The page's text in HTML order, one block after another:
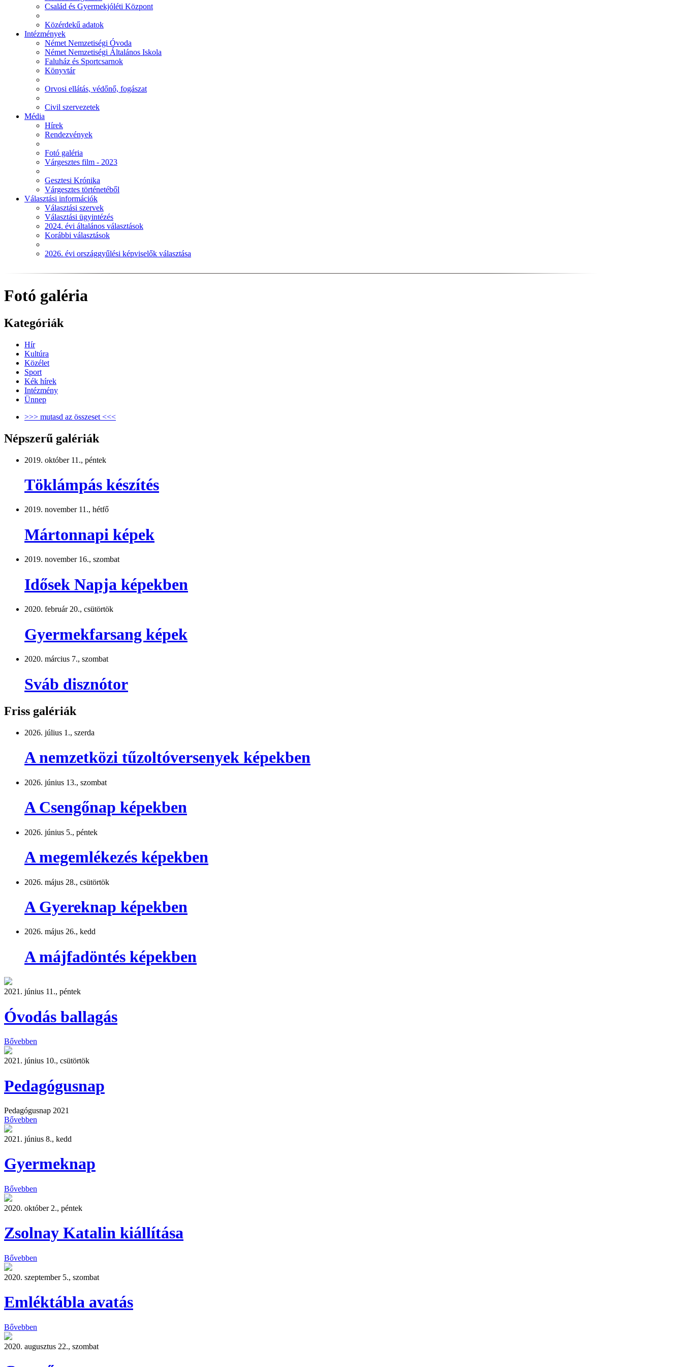
Család és Gyermekjóléti Központ
Közérdekű adatok
Intézmények
Német Nemzetiségi Óvoda
Német Nemzetiségi Általános Iskola
Faluház és Sportcsarnok
Könyvtár
Orvosi ellátás, védőnő, fogászat
Civil szervezetek
Média
Hírek
Rendezvények
Fotó galéria
Várgesztes film - 2023
Gesztesi Krónika
Várgesztes történetéből
Választási információk
Választási szervek
Választási ügyintézés
2024. évi általános választások
Korábbi választások
2026. évi országgyűlési képviselők választása
Fotó galéria
Kategóriák
Hír
Kultúra
Közélet
Sport
Kék hírek
Intézmény
Ünnep
>>> mutasd az összeset <<<
Népszerű galériák
2019. október 11., péntek
Töklámpás készítés
2019. november 11., hétfő
Mártonnapi képek
2019. november 16., szombat
Idősek Napja képekben
2020. február 20., csütörtök
Gyermekfarsang képek
2020. március 7., szombat
Sváb disznótor
Friss galériák
2026. július 1., szerda
A nemzetközi tűzoltóversenyek képekben
2026. június 13., szombat
A Csengőnap képekben
2026. június 5., péntek
A megemlékezés képekben
2026. május 28., csütörtök
A Gyereknap képekben
2026. május 26., kedd
A májfadöntés képekben
2021. június 11., péntek
Óvodás ballagás
Bővebben
2021. június 10., csütörtök
Pedagógusnap
Pedagógusnap 2021
Bővebben
2021. június 8., kedd
Gyermeknap
Bővebben
2020. október 2., péntek
Zsolnay Katalin kiállítása
Bővebben
2020. szeptember 5., szombat
Emléktábla avatás
Bővebben
2020. augusztus 22., szombat